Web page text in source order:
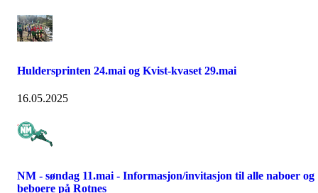
Huldersprinten 24.mai og Kvist-kvaset 29.mai
16.05.2025
NM - søndag 11.mai - Informasjon/invitasjon til alle naboer og
beboere på Rotnes